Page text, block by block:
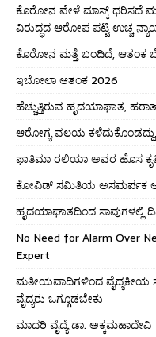
ಕೊರೋನ ವೇಳೆ ಮಾಸ್ಕ್ ಧರಿಸದೆ
ವಿರುದ್ಧದ ಆರೋಪ ಪಟ್ಟಿ ಉಚ್ಚ
ಕೊರೋನ ಮತ್ತೆ ಬಂದಿದೆ, ಆತಂಕ
ಇಬೋಲಾ ಆತಂಕ 2026
ಹೆಚ್ಚುತ್ತಿರುವ ಹೃದಯಾಘಾತ,
ಆರೋಗ್ಯ ವಲಯ ಕಳೆದುಕೊಂಡದ್ದು,
ಫಾತಿಮಾ ರಲಿಯಾ ಅವರ ಹೊಸ
ಕೋವಿಡ್ ಸಮಿತಿಯ ಅಸಮರ್ಪಕ
ಹೃದಯಾಘಾತದಿಂದ ಸಾವುಗಳಲ್ಲಿ
No Need for Alarm Over
Expert
ಮತೀಯವಾದಿಗಳಿಂದ ವೈದ್ಯಕೀಯ
ವೈದ್ಯರು ಒಗ್ಗೂಡಬೇಕು
ಮಾದರಿ ವೈದ್ಯೆ ಡಾ. ಅಕ್ಕಮಹಾದೇವಿ